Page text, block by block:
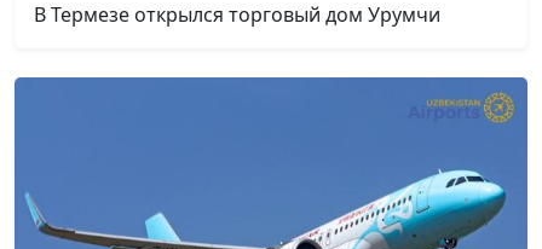
В Термезе открылся торговый дом Урумчи